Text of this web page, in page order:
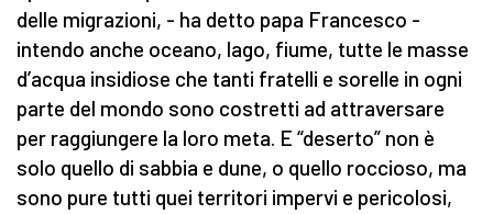
delle migrazioni, - ha detto papa Francesco -
intendo anche oceano, lago, fiume, tutte le masse
d’acqua insidiose che tanti fratelli e sorelle in ogni
parte del mondo sono costretti ad attraversare
per raggiungere la loro meta. E “deserto” non è
solo quello di sabbia e dune, o quello roccioso, ma
sono pure tutti quei territori impervi e pericolosi,